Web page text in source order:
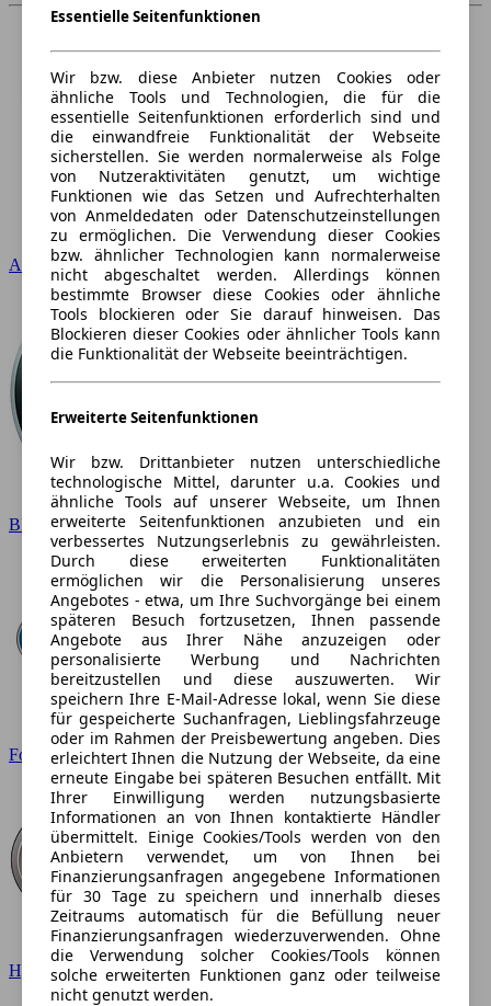
Audi
BMW
Ford
Hyundai
Essentielle Seitenfunktionen
Wir bzw. diese Anbieter nutzen Cookies oder
ähnliche Tools und Technologien, die für die
essentielle Seitenfunktionen erforderlich sind und
die einwandfreie Funktionalität der Webseite
sicherstellen. Sie werden normalerweise als Folge
von Nutzeraktivitäten genutzt, um wichtige
Funktionen wie das Setzen und Aufrechterhalten
von Anmeldedaten oder Datenschutzeinstellungen
zu ermöglichen. Die Verwendung dieser Cookies
bzw. ähnlicher Technologien kann normalerweise
nicht abgeschaltet werden. Allerdings können
bestimmte Browser diese Cookies oder ähnliche
Tools blockieren oder Sie darauf hinweisen. Das
Blockieren dieser Cookies oder ähnlicher Tools kann
die Funktionalität der Webseite beeinträchtigen.
Erweiterte Seitenfunktionen
Wir bzw. Drittanbieter nutzen unterschiedliche
technologische Mittel, darunter u.a. Cookies und
ähnliche Tools auf unserer Webseite, um Ihnen
erweiterte Seitenfunktionen anzubieten und ein
verbessertes Nutzungserlebnis zu gewährleisten.
Durch diese erweiterten Funktionalitäten
ermöglichen wir die Personalisierung unseres
Angebotes - etwa, um Ihre Suchvorgänge bei einem
späteren Besuch fortzusetzen, Ihnen passende
Angebote aus Ihrer Nähe anzuzeigen oder
personalisierte Werbung und Nachrichten
bereitzustellen und diese auszuwerten. Wir
speichern Ihre E-Mail-Adresse lokal, wenn Sie diese
für gespeicherte Suchanfragen, Lieblingsfahrzeuge
oder im Rahmen der Preisbewertung angeben. Dies
erleichtert Ihnen die Nutzung der Webseite, da eine
erneute Eingabe bei späteren Besuchen entfällt. Mit
Ihrer Einwilligung werden nutzungsbasierte
Informationen an von Ihnen kontaktierte Händler
übermittelt. Einige Cookies/Tools werden von den
Anbietern verwendet, um von Ihnen bei
Finanzierungsanfragen angegebene Informationen
für 30 Tage zu speichern und innerhalb dieses
Zeitraums automatisch für die Befüllung neuer
Finanzierungsanfragen wiederzuverwenden. Ohne
die Verwendung solcher Cookies/Tools können
solche erweiterten Funktionen ganz oder teilweise
nicht genutzt werden.